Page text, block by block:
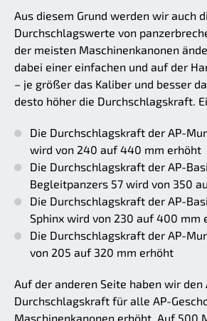
Aus diesem Grund werden wir auch
Durchschlagswerte von
der meisten Maschinenkanonen
dabei einer einfachen und auf der
– je größer das Kaliber und besser
desto höher die Durchschlagskraft.
Die Durchschlagskraft der AP-
wird von 240 auf 440 mm erhöht
Die Durchschlagskraft der AP-
Begleitpanzers 57 wird von 350
Die Durchschlagskraft der AP-
Sphinx wird von 230 auf 400 mm
Die Durchschlagskraft der AP-
von 205 auf 320 mm erhöht
Auf der anderen Seite haben wir
Durchschlagskraft für alle AP-
Maschinenkanonen erhöht. Auf 500